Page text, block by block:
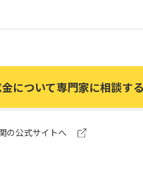
について専門家に相談する
の公式サイトへ